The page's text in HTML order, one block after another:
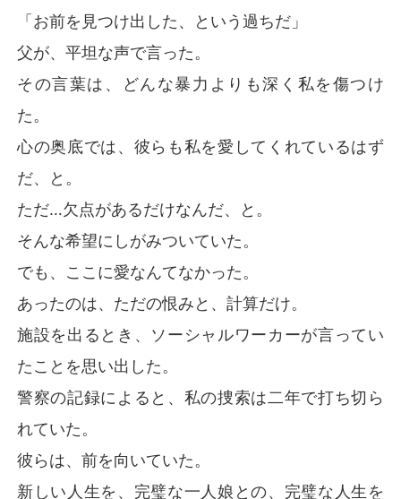
「お前を見つけ出した、という過ちだ」
父が、平坦な声で言った。
その言葉は、どんな暴力よりも深く私を傷つけ
た。
心の奥底では、彼らも私を愛してくれているはず
だ、と。
ただ…欠点があるだけなんだ、と。
そんな希望にしがみついていた。
でも、ここに愛なんてなかった。
あったのは、ただの恨みと、計算だけ。
施設を出るとき、ソーシャルワーカーが言ってい
たことを思い出した。
警察の記録によると、私の捜索は二年で打ち切ら
れていた。
彼らは、前を向いていた。
新しい人生を、完璧な一人娘との、完璧な人生を